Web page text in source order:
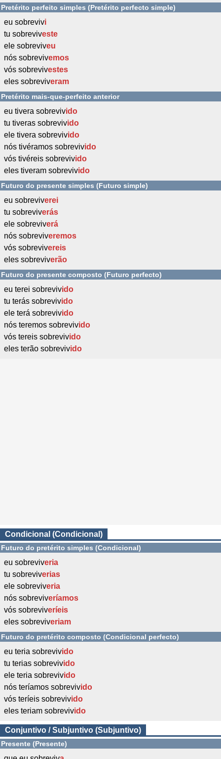
Pretérito perfeito simples (Pretérito perfecto simple)
eu sobrevivi
tu sobreviveste
ele sobreviveu
nós sobrevivemos
vós sobrevivestes
eles sobreviveram
Pretérito mais-que-perfeito anterior
eu tivera sobrevivido
tu tiveras sobrevivido
ele tivera sobrevivido
nós tivéramos sobrevivido
vós tivéreis sobrevivido
eles tiveram sobrevivido
Futuro do presente simples (Futuro simple)
eu sobreviverei
tu sobreviverás
ele sobreviverá
nós sobreviveremos
vós sobrevivereis
eles sobreviverão
Futuro do presente composto (Futuro perfecto)
eu terei sobrevivido
tu terás sobrevivido
ele terá sobrevivido
nós teremos sobrevivido
vós tereis sobrevivido
eles terão sobrevivido
Condicional (Condicional)
Futuro do pretérito simples (Condicional)
eu sobreviveria
tu sobreviverias
ele sobreviveria
nós sobreviveríamos
vós sobreviveríeis
eles sobreviveriam
Futuro do pretérito composto (Condicional perfecto)
eu teria sobrevivido
tu terias sobrevivido
ele teria sobrevivido
nós teríamos sobrevivido
vós teríeis sobrevivido
eles teriam sobrevivido
Conjuntivo / Subjuntivo (Subjuntivo)
Presente (Presente)